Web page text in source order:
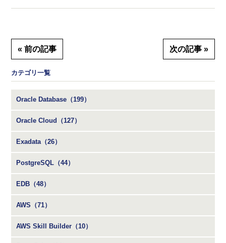
« 前の記事 次の記事 »
カテゴリ一覧
Oracle Database（199）
Oracle Cloud（127）
Exadata（26）
PostgreSQL（44）
EDB（48）
AWS（71）
AWS Skill Builder（10）